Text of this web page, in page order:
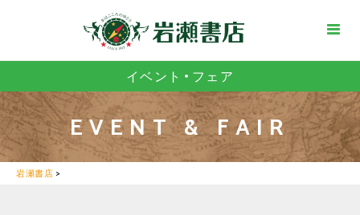
イベント・フェア
EVENT & FAIR
岩瀬書店 >